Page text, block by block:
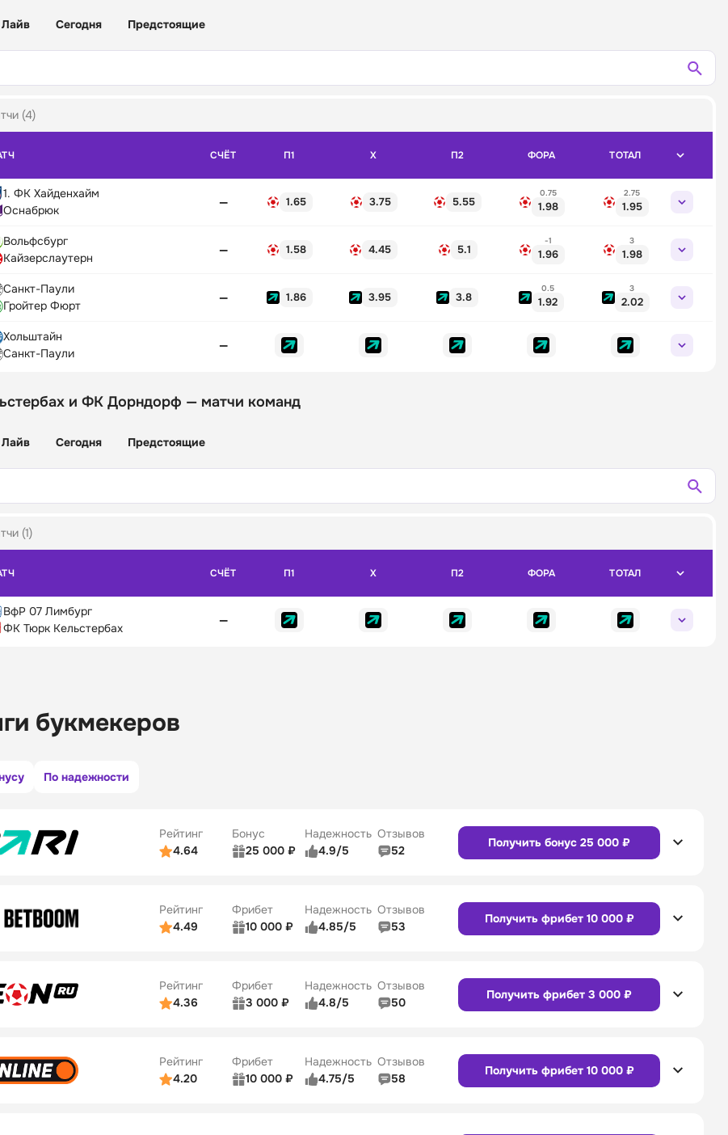
Лайв Сегодня Предстоящие
(4)
СЧЁТ П1 X П2 ФОРА ТОТАЛ
1. ФК Хайденхайм
Оснабрюк
— 1.65 3.75 5.55
0.75
1.98
2.75
1.95
Вольфсбург
Кайзерслаутерн
— 1.58 4.45 5.1
-1
1.96
3
1.98
Санкт-Паули
Гройтер Фюрт
— 1.86 3.95 3.8
0.5
1.92
3
2.02
Хольштайн
Санкт-Паули
—
и ФК Дорндорф — матчи команд
Лайв Сегодня Предстоящие
(1)
СЧЁТ П1 X П2 ФОРА ТОТАЛ
ВфР 07 Лимбург
ФК Тюрк Кельстербах
—
букмекеров
По надежности
Рейтинг
4.64
Бонус
25 000 ₽
Надежность
4.9/5
Отзывов
52
Получить бонус 25 000 ₽
5/5
Сайт Приложение
Рейтинг
4.49
Фрибет
10 000 ₽
Надежность
4.85/5
Отзывов
53
Получить фрибет 10 000 ₽
5/5
Сайт Приложение
Рейтинг
4.36
Фрибет
3 000 ₽
Надежность
4.8/5
Отзывов
50
Получить фрибет 3 000 ₽
4/5
Рейтинг
4.20
Фрибет
10 000 ₽
Надежность
4.75/5
Отзывов
58
Получить фрибет 10 000 ₽